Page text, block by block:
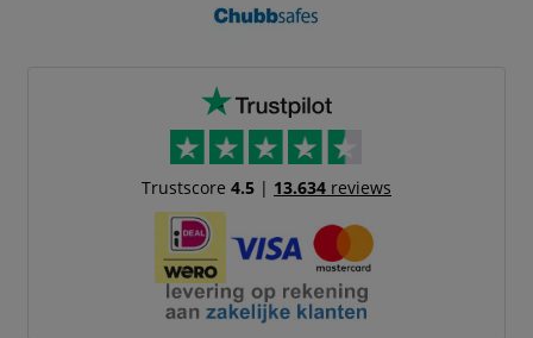
Trustscore 4.5| 13.634reviews